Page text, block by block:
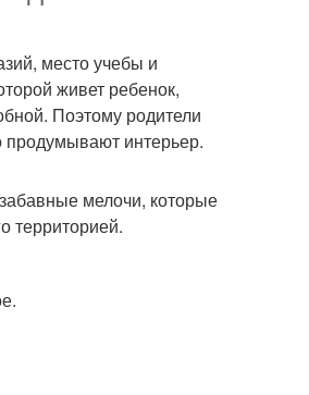
место учебы и
живет ребенок,
Поэтому родители
продумывают интерьер.
мелочи, которые
территорией.